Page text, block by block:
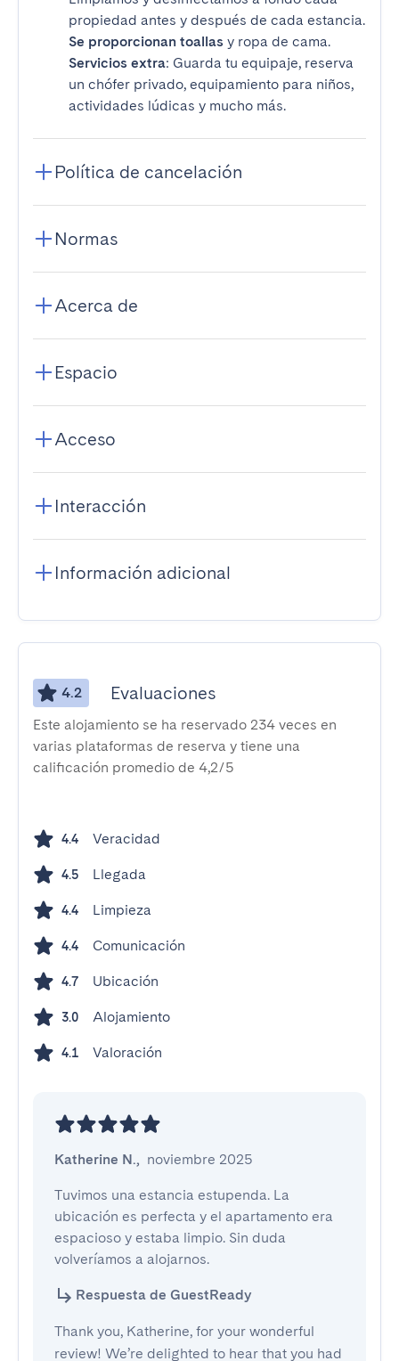
propiedad antes y después de cada estancia.
Se proporcionan toallas y ropa de cama.
Servicios extra: Guarda tu equipaje, reserva
un chófer privado, equipamiento para niños,
actividades lúdicas y mucho más.
Política de cancelación
Normas
Acerca de
Espacio
Acceso
Interacción
Información adicional
4.2 Evaluaciones
Este alojamiento se ha reservado 234 veces en
varias plataformas de reserva y tiene una
calificación promedio de 4,2/5
4.4 Veracidad
4.5 Llegada
4.4 Limpieza
4.4 Comunicación
4.7 Ubicación
3.0 Alojamiento
4.1 Valoración
Katherine N., noviembre 2025
Tuvimos una estancia estupenda. La
ubicación es perfecta y el apartamento era
espacioso y estaba limpio. Sin duda
volveríamos a alojarnos.
Respuesta de GuestReady
Thank you, Katherine, for your wonderful
review! We’re delighted to hear that you had